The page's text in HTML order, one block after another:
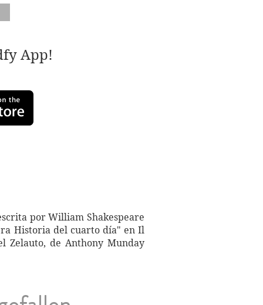
App!
por William Shakespeare
Historia del cuarto día" en Il
Zelauto, de Anthony Munday